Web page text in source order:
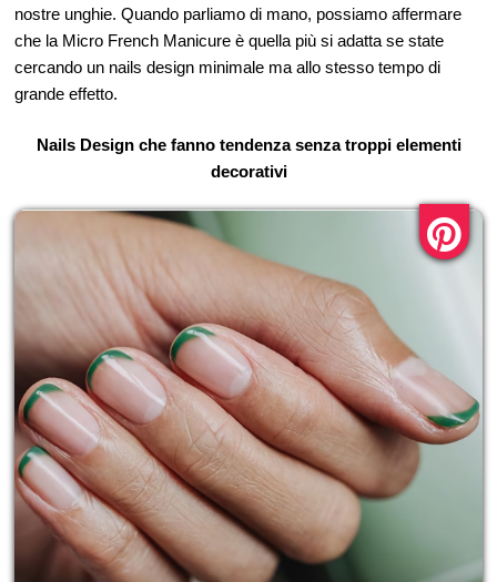
nostre unghie. Quando parliamo di mano, possiamo affermare
che la Micro French Manicure è quella più si adatta se state
cercando un nails design minimale ma allo stesso tempo di
grande effetto.
Nails Design che fanno tendenza senza troppi elementi
decorativi